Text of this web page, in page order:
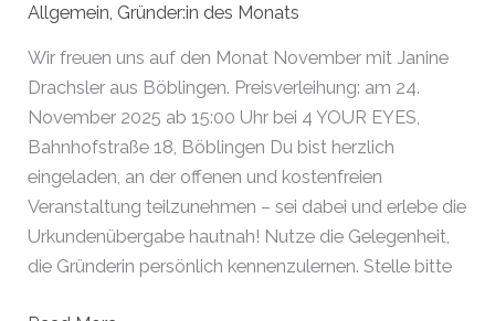
Allgemein Gründer:in des Monats
Wir freuen uns auf den Monat November mit Janine
Drachsler aus Böblingen. Preisverleihung: am 24.
November 2025 ab 15:00 Uhr bei 4 YOUR EYES,
Bahnhofstraße 18, Böblingen Du bist herzlich
eingeladen, an der offenen und kostenfreien
Veranstaltung teilzunehmen – sei dabei und erlebe die
Urkundenübergabe hautnah! Nutze die Gelegenheit,
die Gründerin persönlich kennenzulernen. Stelle bitte